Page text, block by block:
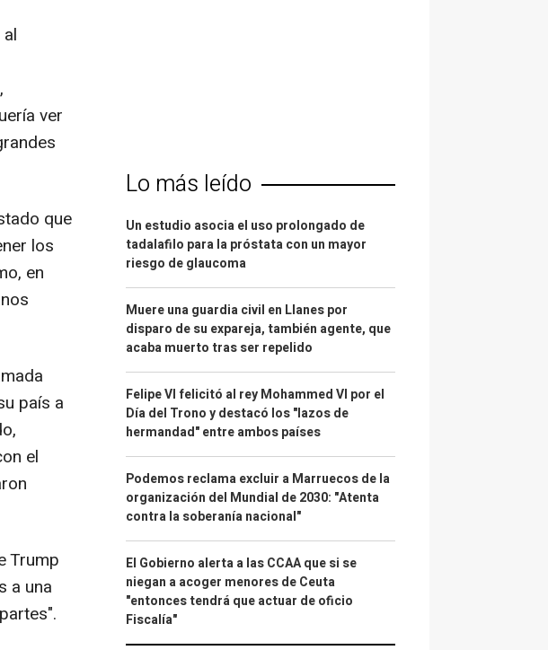
ver
que
los
en
país a
el
Trump
a una
Lo más leído
Un estudio asocia el uso prolongado de
tadalafilo para la próstata con un mayor
riesgo de glaucoma
Muere una guardia civil en Llanes por
disparo de su expareja, también agente, que
acaba muerto tras ser repelido
Felipe VI felicitó al rey Mohammed VI por el
Día del Trono y destacó los "lazos de
hermandad" entre ambos países
Podemos reclama excluir a Marruecos de la
organización del Mundial de 2030: "Atenta
contra la soberanía nacional"
El Gobierno alerta a las CCAA que si se
niegan a acoger menores de Ceuta
"entonces tendrá que actuar de oficio
Fiscalía"